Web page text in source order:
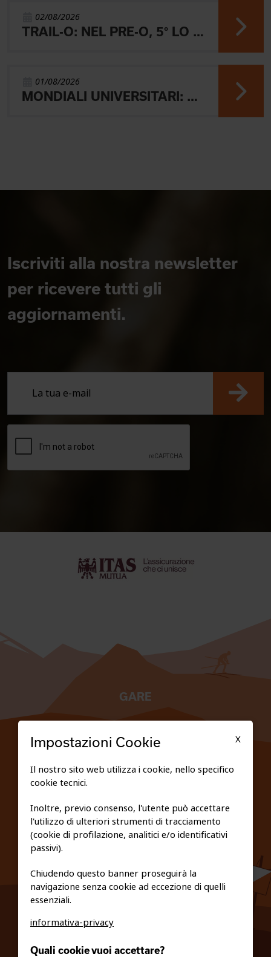
02/08/2026
TRAIL-O: NEL PRE-O, 5° LO JUNIOR LAMBERTINI E AARON GAIO 8°. NEI PARALIMPICI 20° GALVAN
01/08/2026
MONDIALI UNIVERSITARI: MARIANI CHIUDE 4° NELLA MIDDLE
Iscriviti alla nostra newsletter
per ricevere tutti gli
aggiornamenti.
GARE
PRIVACY E COOKIE POLICY
X
Impostazioni Cookie
Il nostro sito web utilizza i cookie, nello specifico
cookie tecnici.
Inoltre, previo consenso, l'utente può accettare
l'utilizzo di ulteriori strumenti di tracciamento
(cookie di profilazione, analitici e/o identificativi
passivi).
Chiudendo questo banner proseguirà la
navigazione senza cookie ad eccezione di quelli
essenziali.
informativa-privacy
Quali cookie vuoi accettare?